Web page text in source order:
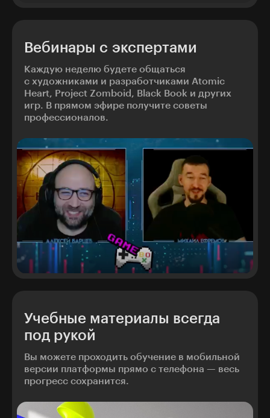
Вебинары с экспертами
Каждую неделю будете общаться
с художниками и разработчиками Atomic
Heart, Project Zomboid, Black Book и других
игр. В прямом эфире получите советы
профессионалов.
Учебные материалы всегда
под рукой
Вы можете проходить обучение в мобильной
версии платформы прямо с телефона — весь
прогресс сохранится.